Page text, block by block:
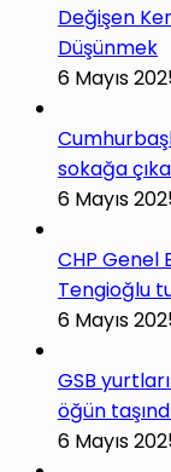
Değişen
Düşünmek
6 Mayıs
sokağa
6 Mayıs
CHP Genel
Tengioğlu
6 Mayıs
GSB
öğün
6 Mayıs